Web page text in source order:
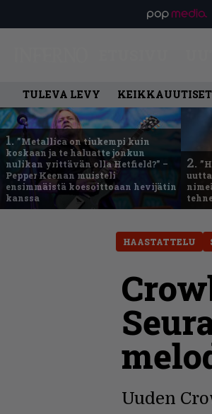
TULEVA LEVY KEIKKAUUTISET
1. ”Metallica on tiukempi kuin
koskaan ja te haluatte jonkun
nulikan yrittävän olla Hetfield?” –
Pepper Keenan muisteli
ensimmäistä koesoittoaan hevijätin
kanssa
2.
HAASTATTELU
Uuden